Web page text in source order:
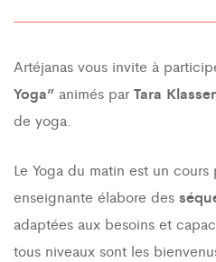
Artéjanas vous invite à
Yoga” animés par Tara
de yoga.
Le Yoga du matin est un
enseignante élabore des
adaptées aux besoins et
tous niveaux sont les